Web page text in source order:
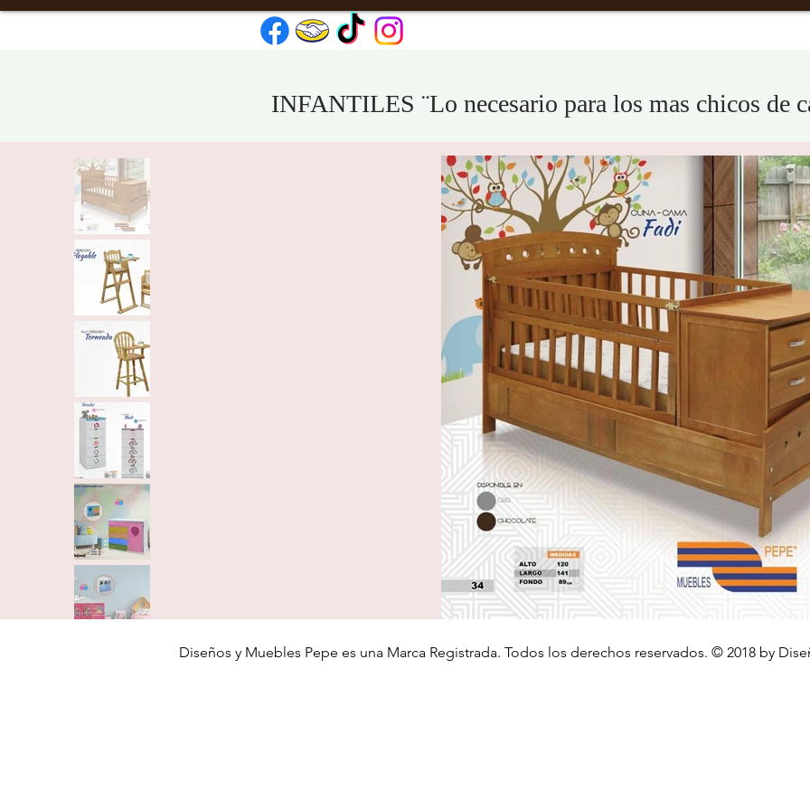
INFANTILES ¨Lo necesario para los mas chicos de
Diseños y Muebles Pepe es una Marca Registrada. Todos los derechos reservados. © 2018 by